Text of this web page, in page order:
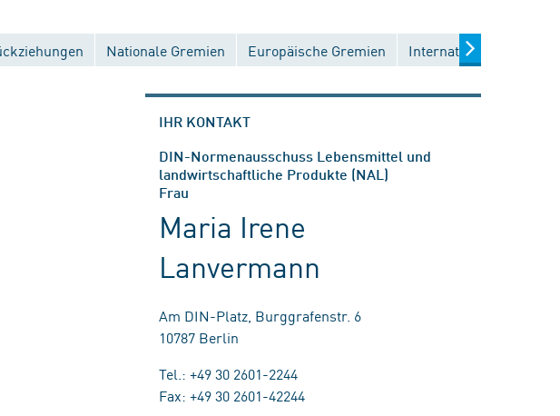
Nationale Gremien Europäische Gremien Internationale Gremien
IHR KONTAKT
DIN-Normenausschuss Lebensmittel und
landwirtschaftliche Produkte (NAL)
Frau
Maria Irene
Lanvermann
Am DIN-Platz, Burggrafenstr. 6
10787 Berlin
Tel.: +49 30 2601-2244
Fax: +49 30 2601-42244